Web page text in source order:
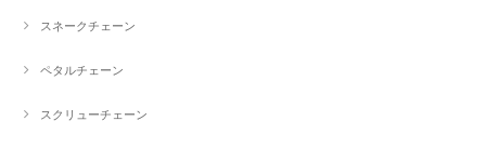
スネークチェーン
ペタルチェーン
スクリューチェーン